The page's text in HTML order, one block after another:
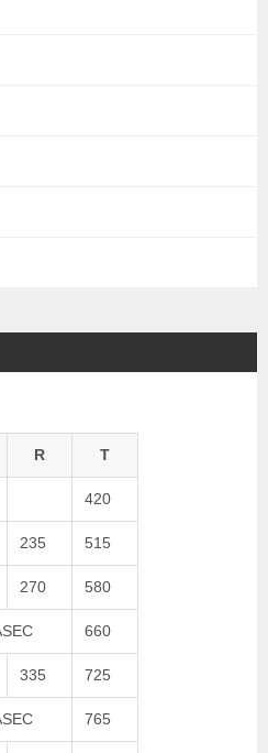
R T
420
235 515
270 580
660
335 725
765